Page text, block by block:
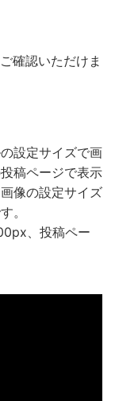
確認いただけま
設定サイズで画
稿ページで表示
像の設定サイズ
。
、投稿ペー